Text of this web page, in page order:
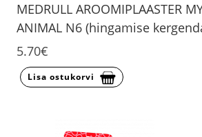
MEDRULL AROOMIPLAASTER
ANIMAL N6 (hingamise
5.70€
Lisa ostukorvi